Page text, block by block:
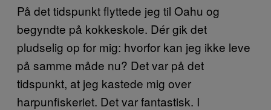
På det tidspunkt flyttede jeg til Oahu og
begyndte på kokkeskole. Dér gik det
pludselig op for mig: hvorfor kan jeg ikke leve
på samme måde nu? Det var på det
tidspunkt, at jeg kastede mig over
harpunfiskeriet. Det var fantastisk. I